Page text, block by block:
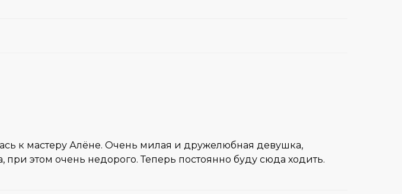
к мастеру Алёне. Очень милая и дружелюбная девушка,
при этом очень недорого. Теперь постоянно буду сюда ходить.